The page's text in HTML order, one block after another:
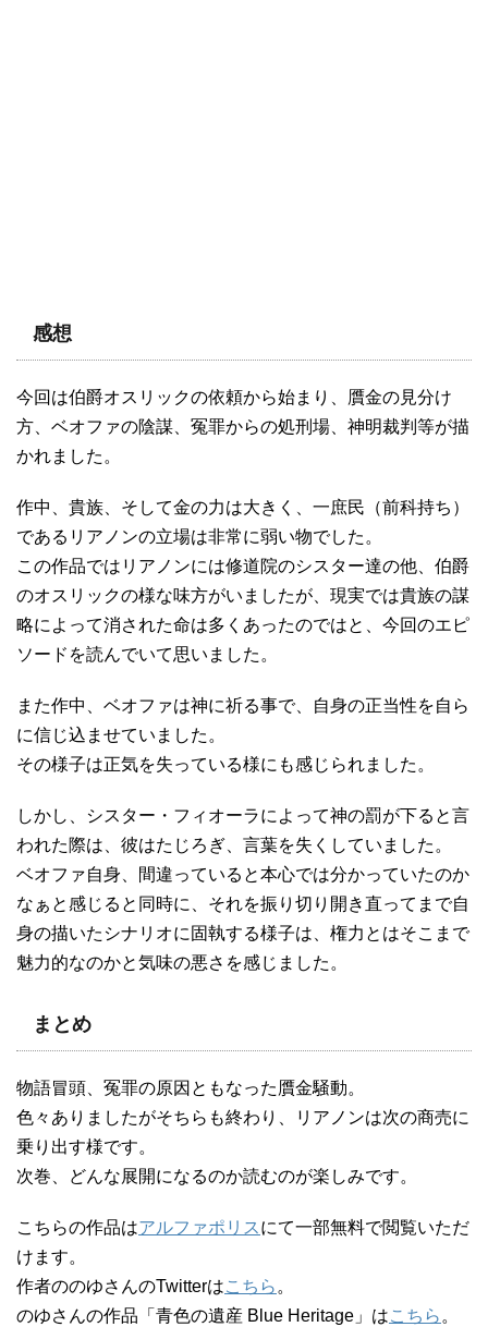
感想
今回は伯爵オスリックの依頼から始まり、贋金の見分け
方、ベオファの陰謀、冤罪からの処刑場、神明裁判等が描
かれました。
作中、貴族、そして金の力は大きく、一庶民（前科持ち）
であるリアノンの立場は非常に弱い物でした。
この作品ではリアノンには修道院のシスター達の他、伯爵
のオスリックの様な味方がいましたが、現実では貴族の謀
略によって消された命は多くあったのではと、今回のエピ
ソードを読んでいて思いました。
また作中、ベオファは神に祈る事で、自身の正当性を自ら
に信じ込ませていました。
その様子は正気を失っている様にも感じられました。
しかし、シスター・フィオーラによって神の罰が下ると言
われた際は、彼はたじろぎ、言葉を失くしていました。
ベオファ自身、間違っていると本心では分かっていたのか
なぁと感じると同時に、それを振り切り開き直ってまで自
身の描いたシナリオに固執する様子は、権力とはそこまで
魅力的なのかと気味の悪さを感じました。
まとめ
物語冒頭、冤罪の原因ともなった贋金騒動。
色々ありましたがそちらも終わり、リアノンは次の商売に
乗り出す様です。
次巻、どんな展開になるのか読むのが楽しみです。
こちらの作品はアルファポリス にて一部無料で閲覧いただ
けます。
作者ののゆさんのTwitterはこちら 。
のゆさんの作品「青色の遺産 Blue Heritage」はこちら 。